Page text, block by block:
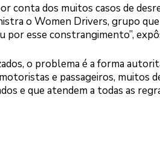
conta dos muitos casos de
o Women Drivers, grupo
por esse constrangimento”,
o problema é a forma
e passageiros, muitos
e que atendem a todas as